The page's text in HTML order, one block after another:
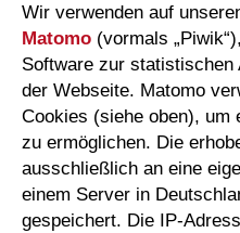
Wir verwenden auf
Matomo (vormals
Software zur statistischen
der Webseite. Matomo
Cookies (siehe oben), um
zu ermöglichen. Die
ausschließlich an eine
einem Server in
gespeichert. Die IP-